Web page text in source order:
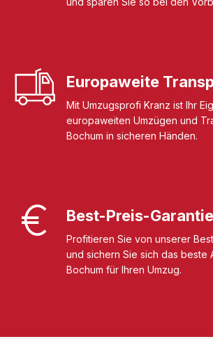
Europaweite
Mit Umzugsprofi Kranz ist Ihr
europaweiten Umzügen und
Bochum in sicheren Händen.
Best-Preis-Garantie
Profitieren Sie von unserer
und sichern Sie sich das beste
Bochum für Ihren Umzug.